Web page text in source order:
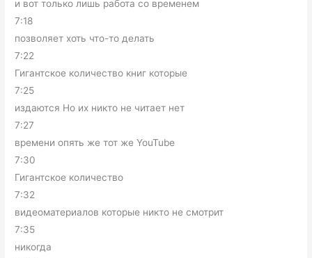
и вот только лишь работа со временем
7:18
позволяет хоть что-то делать
7:22
Гигантское количество книг которые
7:25
издаются Но их никто не читает нет
7:27
времени опять же тот же YouTube
7:30
Гигантское количество
7:32
видеоматериалов которые никто не смотрит
7:35
никогда